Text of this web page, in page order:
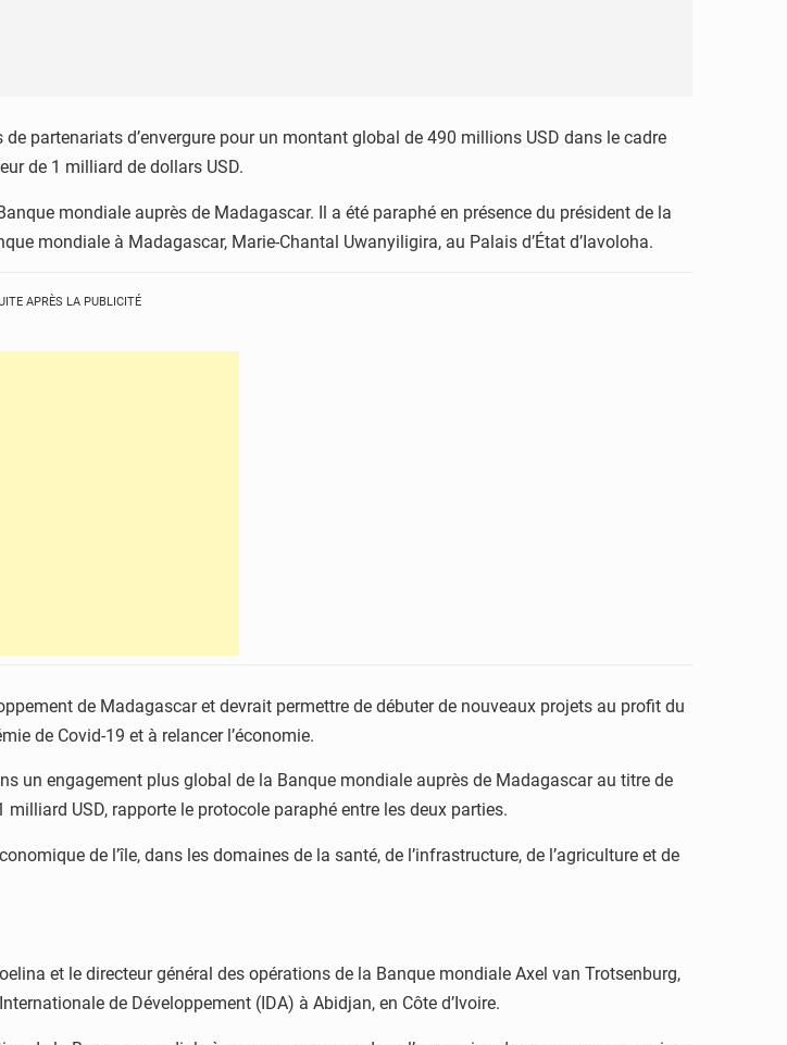
partenariats d’envergure pour un montant global de 490 millions USD dans le cadre
de 1 milliard de dollars USD.
mondiale auprès de Madagascar. Il a été paraphé en présence du président de la
mondiale à Madagascar, Marie-Chantal Uwanyiligira, au Palais d’État d’Iavoloha.
APRÈS LA PUBLICITÉ
de Madagascar et devrait permettre de débuter de nouveaux projets au profit du
de Covid-19 et à relancer l’économie.
un engagement plus global de la Banque mondiale auprès de Madagascar au titre de
USD, rapporte le protocole paraphé entre les deux parties.
de l’île, dans les domaines de la santé, de l’infrastructure, de l’agriculture et de
et le directeur général des opérations de la Banque mondiale Axel van Trotsenburg,
de Développement (IDA) à Abidjan, en Côte d’Ivoire.